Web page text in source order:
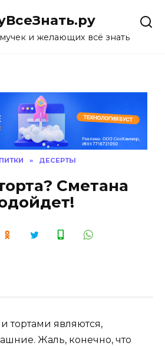
и желающих всё знать
» ДЕСЕРТЫ
Сметана
тортами являются,
Жаль, конечно, что